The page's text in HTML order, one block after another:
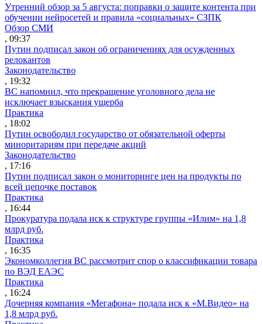
Утренний обзор за 5 августа: поправки о защите контента при
обучении нейросетей и правила «социальных» СЗПК
Обзор СМИ
, 09:37
Путин подписал закон об ограничениях для осужденных
релокантов
Законодательство
, 19:32
ВС напомнил, что прекращение уголовного дела не
исключает взыскания ущерба
Практика
, 18:02
Путин освободил государство от обязательной оферты
миноритариям при передаче акций
Законодательство
, 17:16
Путин подписал закон о мониторинге цен на продукты по
всей цепочке поставок
Практика
, 16:44
Прокуратура подала иск к структуре группы «Илим» на 1,8
млрд руб.
Практика
, 16:35
Экономколлегия ВС рассмотрит спор о классификации товара
по ВЭД ЕАЭС
Практика
, 16:24
Дочерняя компания «Мегафона» подала иск к «М.Видео» на
1,8 млрд руб.